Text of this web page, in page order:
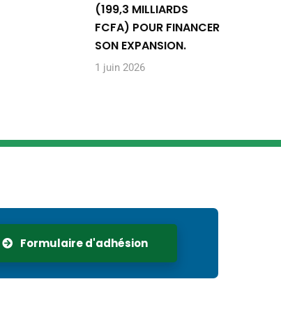
(199,3 MILLIARDS
FCFA) POUR FINANCER
SON EXPANSION.
1 juin 2026
Formulaire d'adhésion